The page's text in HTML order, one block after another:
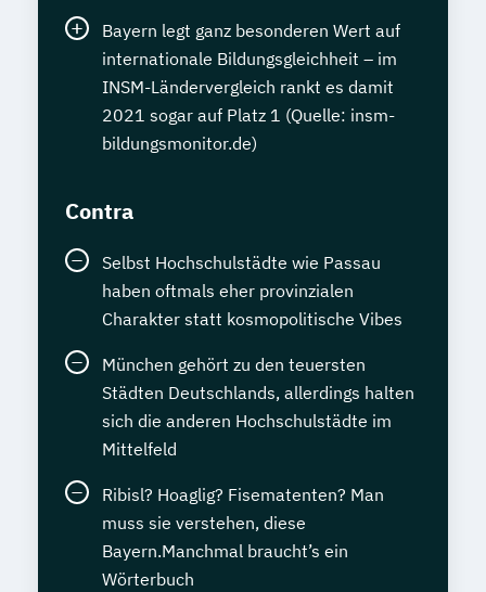
Bayern legt ganz besonderen Wert auf
internationale Bildungsgleichheit – im
INSM-Ländervergleich rankt es damit
2021 sogar auf Platz 1 (Quelle: insm-
bildungsmonitor.de)
Contra
Selbst Hochschulstädte wie Passau
haben oftmals eher provinzialen
Charakter statt kosmopolitische Vibes
München gehört zu den teuersten
Städten Deutschlands, allerdings halten
sich die anderen Hochschulstädte im
Mittelfeld
Ribisl? Hoaglig? Fisematenten? Man
muss sie verstehen, diese
Bayern.Manchmal braucht’s ein
Wörterbuch